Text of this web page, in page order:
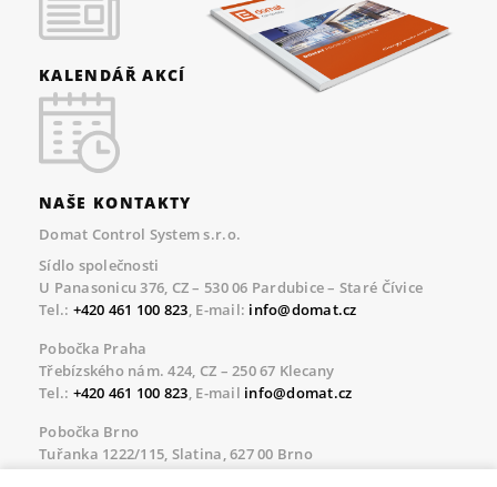
KALENDÁŘ AKCÍ
NAŠE KONTAKTY
Domat Control System s.r.o.
Sídlo společnosti
U Panasonicu 376, CZ – 530 06 Pardubice – Staré Čívice
Tel.: +420 461 100 823, E-mail: info@domat.cz
Pobočka Praha
Třebízského nám. 424, CZ – 250 67 Klecany
Tel.: +420 461 100 823, E-mail info@domat.cz
Pobočka Brno
Tuřanka 1222/115, Slatina, 627 00 Brno
Tel.:+420 461 100 823, E-mailinfo@domat.cz